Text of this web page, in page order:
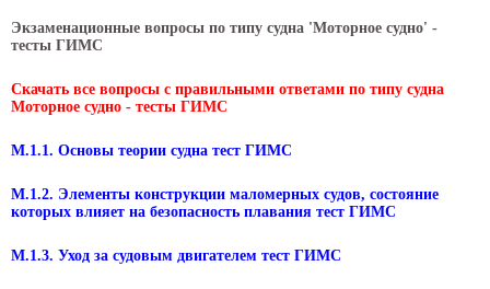
Экзаменационные вопросы по типу судна 'Моторное судно' -
тесты ГИМС
Скачать все вопросы с правильными ответами по типу судна
Моторное судно - тесты ГИМС
М.1.1. Основы теории судна тест ГИМС
М.1.2. Элементы конструкции маломерных судов, состояние
которых влияет на безопасность плавания тест ГИМС
М.1.3. Уход за судовым двигателем тест ГИМС